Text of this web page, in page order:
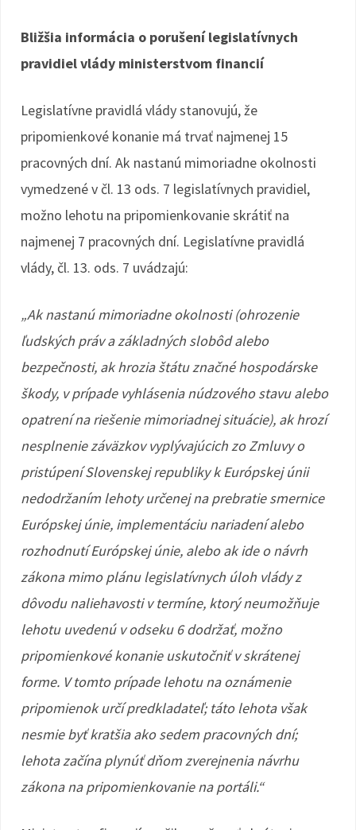
Bližšia informácia o porušení legislatívnych
pravidiel vlády ministerstvom financií
Legislatívne pravidlá vlády stanovujú, že
pripomienkové konanie má trvať najmenej 15
pracovných dní. Ak nastanú mimoriadne okolnosti
vymedzené v čl. 13 ods. 7 legislatívnych pravidiel,
možno lehotu na pripomienkovanie skrátiť na
najmenej 7 pracovných dní. Legislatívne pravidlá
vlády, čl. 13. ods. 7 uvádzajú:
„Ak nastanú mimoriadne okolnosti (ohrozenie
ľudských práv a základných slobôd alebo
bezpečnosti, ak hrozia štátu značné hospodárske
škody, v prípade vyhlásenia núdzového stavu alebo
opatrení na riešenie mimoriadnej situácie), ak hrozí
nesplnenie záväzkov vyplývajúcich zo Zmluvy o
pristúpení Slovenskej republiky k Európskej únii
nedodržaním lehoty určenej na prebratie smernice
Európskej únie, implementáciu nariadení alebo
rozhodnutí Európskej únie, alebo ak ide o návrh
zákona mimo plánu legislatívnych úloh vlády z
dôvodu naliehavosti v termíne, ktorý neumožňuje
lehotu uvedenú v odseku 6 dodržať, možno
pripomienkové konanie uskutočniť v skrátenej
forme. V tomto prípade lehotu na oznámenie
pripomienok určí predkladateľ; táto lehota však
nesmie byť kratšia ako sedem pracovných dní;
lehota začína plynúť dňom zverejnenia návrhu
zákona na pripomienkovanie na portáli.“